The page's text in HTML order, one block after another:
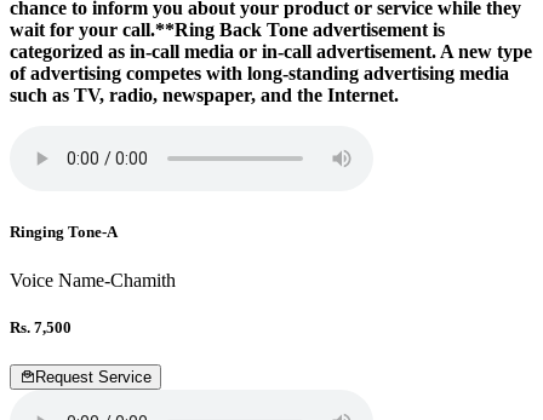
chance to inform you about your product or service while they
wait for your call.**Ring Back Tone advertisement is
categorized as in-call media or in-call advertisement. A new type
of advertising competes with long-standing advertising media
such as TV, radio, newspaper, and the Internet.
Ringing Tone-A
Voice Name-Chamith
Rs. 7,500
Request Service